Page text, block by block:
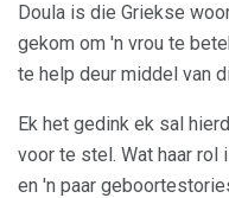
Doula is die Griekse
gekom om 'n vrou te
te help deur middel van
Ek het gedink ek sal
voor te stel. Wat haar rol
en 'n paar